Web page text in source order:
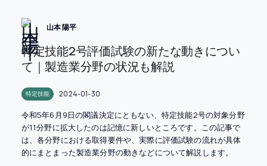
山本 陽平
特定技能2号評価試験の新たな動きについ
て｜製造業分野の状況も解説
特定技能 2024-01-30
令和5年6月9日の閣議決定にともない、特定技能2号の対象分野
が11分野に拡大したのは記憶に新しいところです。この記事で
は、各分野における取得要件や、実際に評価試験の流れが具体
的にまとまった製造業分野の動きなどについて解説します。